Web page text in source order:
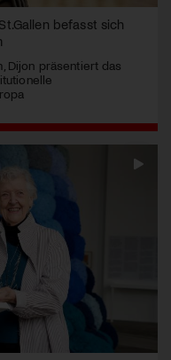
befasst sich
Dijon präsentiert das